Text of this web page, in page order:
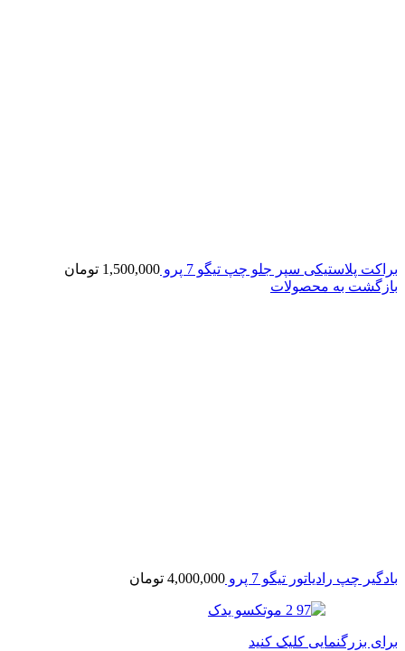
براکت پلاستیکی سپر جلو چپ تیگو 7 پرو 1,500,000 تومان
بازگشت به محصولات
بادگیر چپ رادیاتور تیگو 7 پرو 4,000,000 تومان
برای بزرگنمایی کلیک کنید